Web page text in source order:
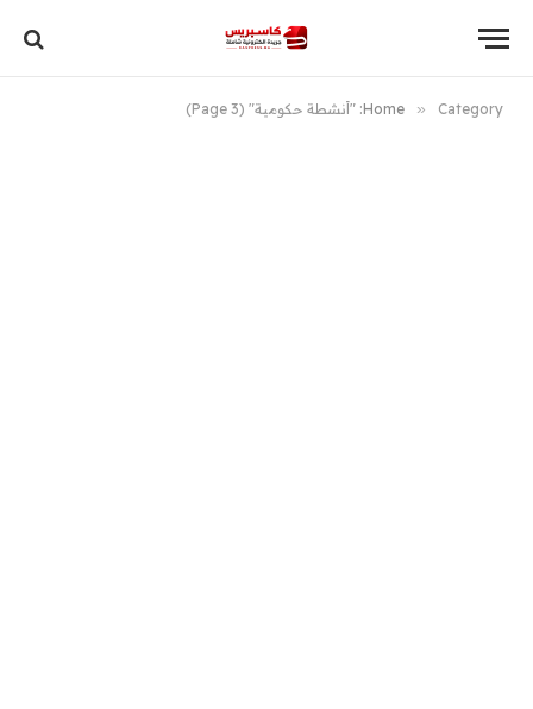
Home » Category: "أنشطة حكومية" (Page 3)